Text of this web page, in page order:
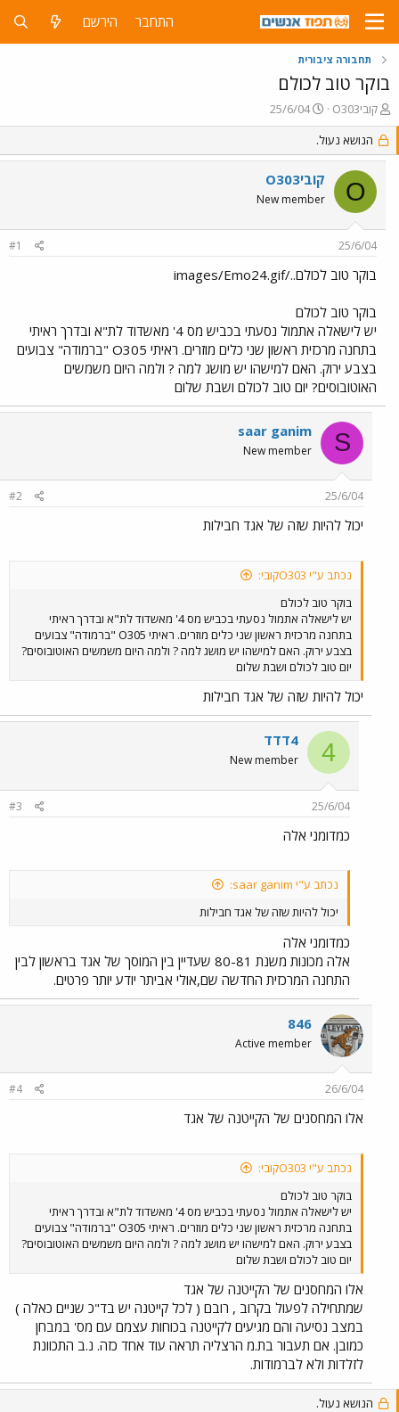
התחבר הירשם
תחבורה ציבורית
בוקר טוב לכולם
פ
ו
ת
ח
נ
O303קובי
פ
ו
ס
ם
ב
ת
ך
25/6/04
הנושא נעול.
O O303קובי
New member
25/6/04
#1
בוקר טוב לכולם../images/Emo24.gif
בוקר טוב לכולם
יש לישאלה אתמול נסעתי בכביש מס 4' מאשדוד לת"א ובדרך ראיתי
בתחנה מרכזית ראשון שני כלים מוזרים. ראיתי O305 "ברמודה" צבועים
בצבע ירוק. האם למישהו יש מושג למה ? ולמה היום משמשים
האוטובוסים? יום טוב לכולם ושבת שלום
S
saar ganim
New member
25/6/04
#2
יכול להיות שזה של אגד חבילות
נכתב ע"י O303קובי:
בוקר טוב לכולם
יש לישאלה אתמול נסעתי בכביש מס 4' מאשדוד לת"א ובדרך ראיתי
בתחנה מרכזית ראשון שני כלים מוזרים. ראיתי O305 "ברמודה" צבועים
בצבע ירוק. האם למישהו יש מושג למה ? ולמה היום משמשים האוטובוסים?
יום טוב לכולם ושבת שלום
יכול להיות שזה של אגד חבילות
4 4דדד
New member
25/6/04
#3
כמדומני אלה
נכתב ע"י saar ganim:
יכול להיות שזה של אגד חבילות
כמדומני אלה
אלה מכונות משנת 80-81 שעדיין בין המוסך של אגד בראשון לבין
התחנה המרכזית החדשה שם,אולי אביתר יודע יותר פרטים.
846
Active member
26/6/04
#4
אלו המחסנים של הקייטנה של אגד
נכתב ע"י O303קובי:
בוקר טוב לכולם
יש לישאלה אתמול נסעתי בכביש מס 4' מאשדוד לת"א ובדרך ראיתי
בתחנה מרכזית ראשון שני כלים מוזרים. ראיתי O305 "ברמודה" צבועים
בצבע ירוק. האם למישהו יש מושג למה ? ולמה היום משמשים האוטובוסים?
יום טוב לכולם ושבת שלום
אלו המחסנים של הקייטנה של אגד
שמתחילה לפעול בקרוב , רובם ( לכל קייטנה יש בד"כ שניים כאלה )
במצב נסיעה והם מגיעים לקייטנה בכוחות עצמם עם מס' במבחן
כמובן. אם תעבור בת.מ הרצליה תראה עוד אחד כזה. נ.ב התכוונת
לזלדות ולא לברמודות.
הנושא נעול.